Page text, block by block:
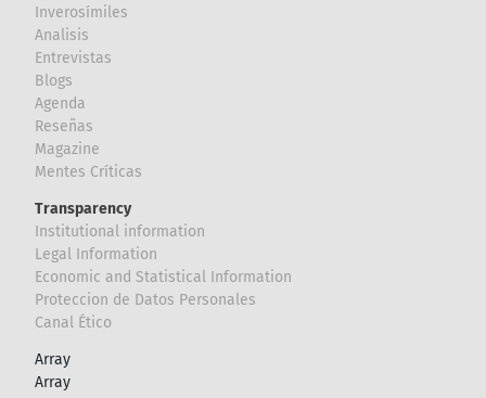
Inverosímiles
Analisis
Entrevistas
Blogs
Agenda
Reseñas
Magazine
Mentes Críticas
Transparency
Institutional information
Legal Information
Economic and Statistical Information
Proteccion de Datos Personales
Canal Ético
Array
Array